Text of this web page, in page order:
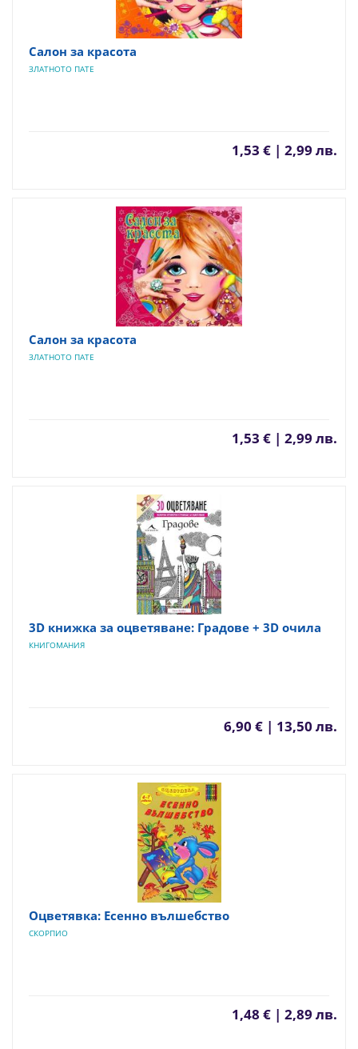
Салон за красота
ЗЛАТНОТО ПАТЕ
1,53 € | 2,99 лв.
Салон за красота
ЗЛАТНОТО ПАТЕ
1,53 € | 2,99 лв.
3D книжка за оцветяване: Градове + 3D очила
КНИГОМАНИЯ
6,90 € | 13,50 лв.
Оцветявка: Есенно вълшебство
СКОРПИО
1,48 € | 2,89 лв.